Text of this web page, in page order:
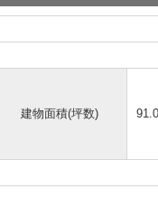
建物面積(坪数)